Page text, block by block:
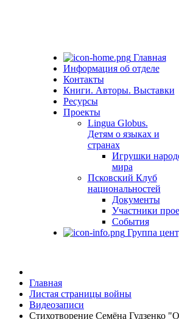
Главная
Информация об отделе
Контакты
Книги. Авторы. Выставки
Ресурсы
Проекты
Lingua Globus.
Детям о языках и
странах
Игрушки
мира
Псковский Клуб
национальностей
Документы
Участники
События
Группа
Главная
Листая страницы войны
Видеозаписи
Стихотворение Семёна Гудзенко